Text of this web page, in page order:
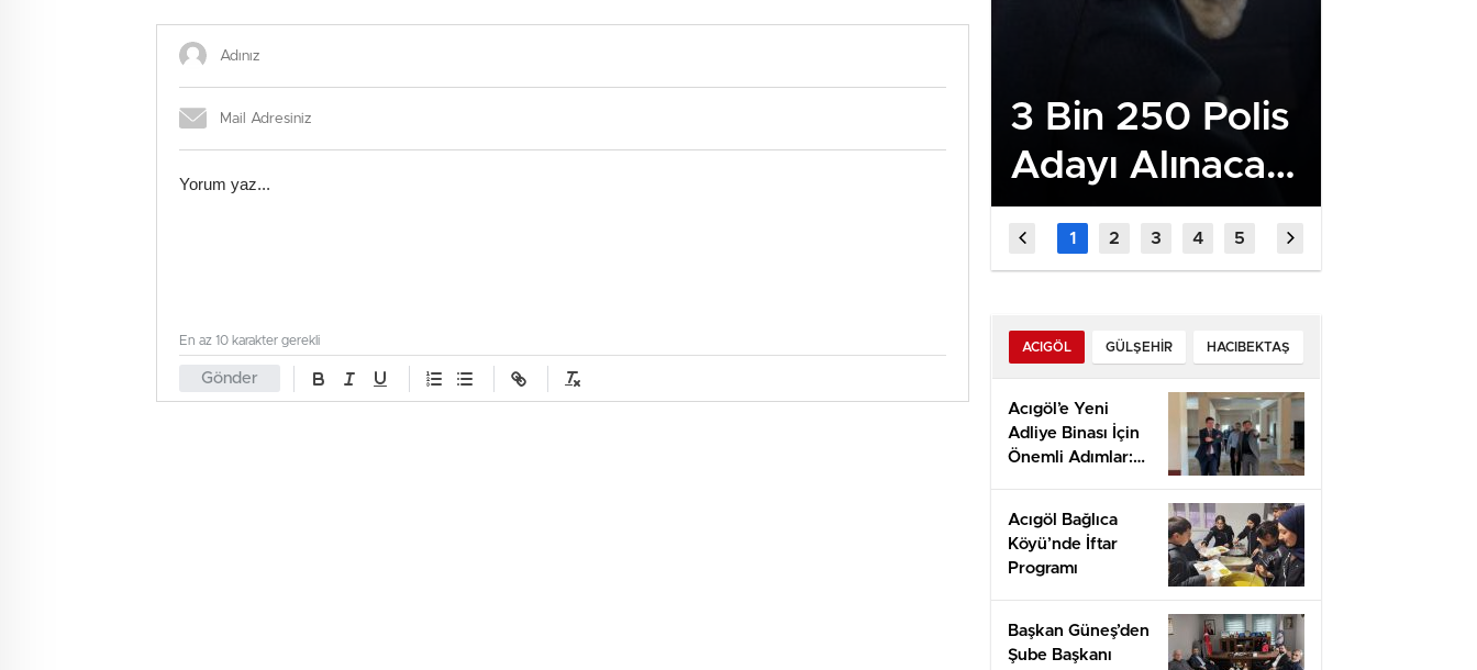
Gönder
En az 10 karakter gerekli
3 Bin 250 Polis
Adayı Alınacak!
PMYO
Başvuruları
ACIGÖL GÜLŞEHIR HACIBEKTAŞ
Acıgöl’e Yeni
Adliye Binası İçin
Önemli Adımlar:
Değerlendirmesi
Acıgöl Bağlıca
Köyü’nde İftar
Programı
Başkan Güneş’den
Şube Başkanı